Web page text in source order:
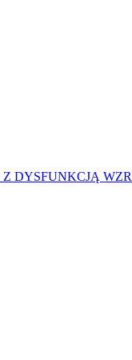
DYSFUNKCJĄ